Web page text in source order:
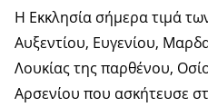
Η Εκκλησία σήμερα τιμά
Αυξεντίου, Ευγενίου,
Λουκίας της παρθένου,
Αρσενίου που ασκήτευσε